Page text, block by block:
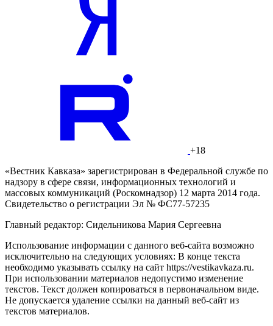
+18
«Вестник Кавказа» зарегистрирован в Федеральной службе по
надзору в сфере связи, информационных технологий и
массовых коммуникаций (Роскомнадзор) 12 марта 2014 года.
Свидетельство о регистрации Эл № ФС77-57235
Главный редактор: Сидельникова Мария Сергеевна
Использование информации с данного веб-сайта возможно
исключительно на следующих условиях: В конце текста
необходимо указывать ссылку на сайт https://vestikavkaza.ru.
При использовании материалов недопустимо изменение
текстов. Текст должен копироваться в первоначальном виде.
Не допускается удаление ссылки на данный веб-сайт из
текстов материалов.